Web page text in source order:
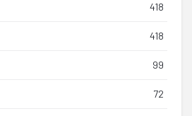
418
418
99
72